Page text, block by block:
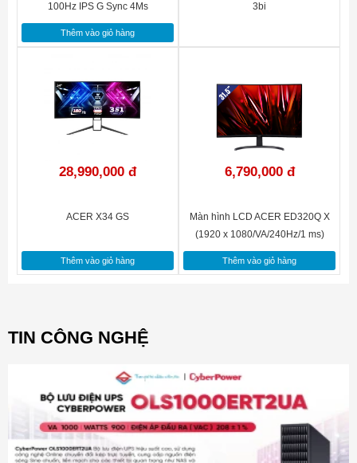
100Hz IPS G Sync 4Ms
Thêm vào giỏ hàng
3bi
28,990,000 đ
ACER X34 GS
Thêm vào giỏ hàng
6,790,000 đ
Màn hình LCD ACER ED320Q X
(1920 x 1080/VA/240Hz/1 ms)
Thêm vào giỏ hàng
TIN CÔNG NGHỆ